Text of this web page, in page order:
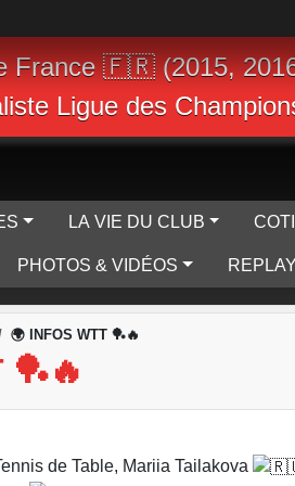
France 🇫🇷 (2015,
Ligue des
LA VIE DU CLUB
PHOTOS & VIDÉOS
🌍 INFOS WTT 🏓🔥
🏓🔥
de Table, Mariia Tailakova